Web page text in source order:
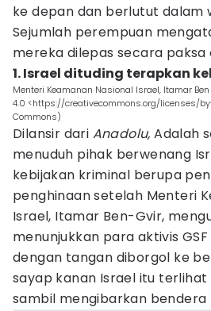
ke depan dan berlutut dalam
Sejumlah perempuan
mereka dilepas secara
1. Israel dituding terapkan
Menteri Keamanan Nasional Israel, Itamar
4.0 <https://creativecommons.org/licenses/
Commons)
Dilansir dari Anadolu,Adalah
menuduh pihak berwenang
kebijakan kriminal berupa
penghinaan setelah Menteri
Israel, Itamar Ben-Gvir,
menunjukkan para aktivis
dengan tangan diborgol ke
sayap kanan Israel itu
sambil mengibarkan bendera